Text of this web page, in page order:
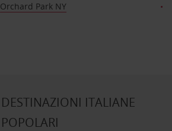
Orchard Park NY
DESTINAZIONI ITALIANE
POPOLARI